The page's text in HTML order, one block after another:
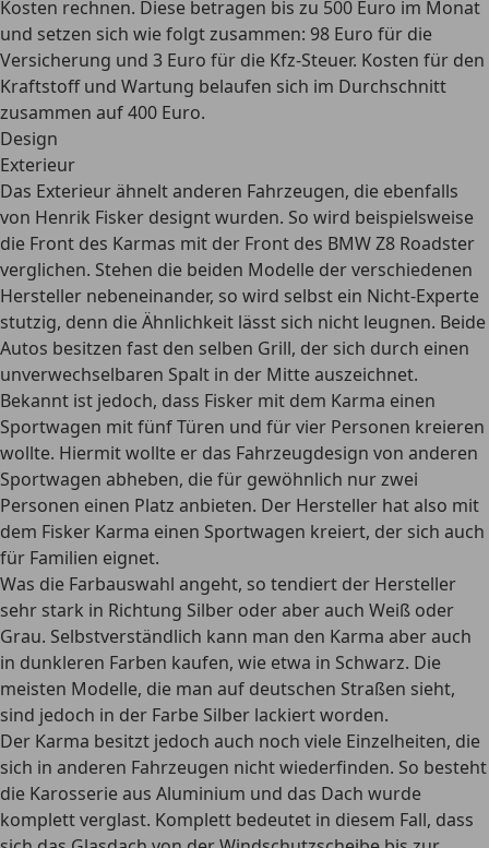
Kosten rechnen. Diese betragen bis zu 500 Euro im Monat
und setzen sich wie folgt zusammen: 98 Euro für die
Versicherung und 3 Euro für die Kfz-Steuer. Kosten für den
Kraftstoff und Wartung belaufen sich im Durchschnitt
zusammen auf 400 Euro.
Design
Exterieur
Das Exterieurähnelt anderen Fahrzeugen, die ebenfalls
von Henrik Fisker designt wurden. So wird beispielsweise
die Front des Karmas mit der Front des BMW Z8 Roadster
verglichen. Stehen die beiden Modelle der verschiedenen
Hersteller nebeneinander, so wird selbst ein Nicht-Experte
stutzig, denn die Ähnlichkeit lässt sich nicht leugnen. Beide
Autos besitzen fast den selben Grill, der sich durch einen
unverwechselbaren Spalt in der Mitte auszeichnet.
Bekannt ist jedoch, dass Fisker mit dem Karma einen
Sportwagen mit fünf Türen und für vier Personen kreieren
wollte. Hiermit wollte er das Fahrzeugdesign von anderen
Sportwagen abheben, die für gewöhnlich nur zwei
Personen einen Platz anbieten. Der Hersteller hat also mit
dem Fisker Karma einen Sportwagen kreiert, der sich auch
für Familien eignet.
Was die Farbauswahl angeht, so tendiert der Hersteller
sehr stark in Richtung Silber oder aber auch Weiß oder
Grau. Selbstverständlich kann man den Karma aber auch
in dunkleren Farben kaufen, wie etwa in Schwarz. Die
meisten Modelle, die man auf deutschen Straßen sieht,
sind jedoch in der Farbe Silber lackiert worden.
Der Karma besitzt jedoch auch noch viele Einzelheiten, die
sich in anderen Fahrzeugen nicht wiederfinden. So besteht
die Karosserie aus Aluminium und das Dach wurde
komplett verglast. Komplett bedeutet in diesem Fall, dass